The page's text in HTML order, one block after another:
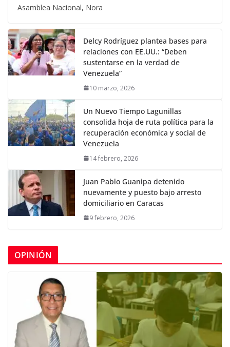
Asamblea Nacional, Nora
Delcy Rodríguez plantea bases para
relaciones con EE.UU.: “Deben
sustentarse en la verdad de
Venezuela”
10 marzo, 2026
Un Nuevo Tiempo Lagunillas
consolida hoja de ruta política para la
recuperación económica y social de
Venezuela
14 febrero, 2026
Juan Pablo Guanipa detenido
nuevamente y puesto bajo arresto
domiciliario en Caracas
9 febrero, 2026
OPINIÓN